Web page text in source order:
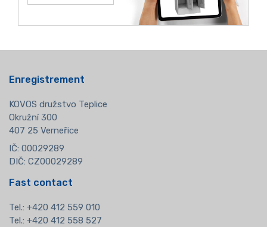
Enregistrement
KOVOS družstvo Teplice
Okružní 300
407 25 Verneřice
IČ: 00029289
DIČ: CZ00029289
Fast contact
Tel.: +420 412 559 010
Tel.: +420 412 558 527